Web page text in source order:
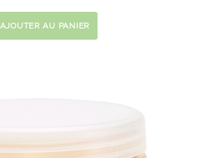
AJOUTER AU PANIER